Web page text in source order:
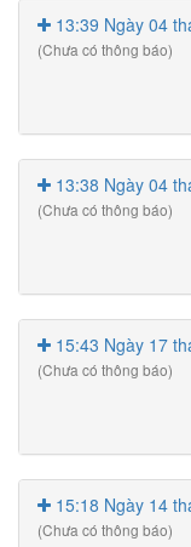
13:39 Ngày 04
(Chưa có thông báo)
13:38 Ngày 04
(Chưa có thông báo)
15:43 Ngày 17
(Chưa có thông báo)
15:18 Ngày 14
(Chưa có thông báo)